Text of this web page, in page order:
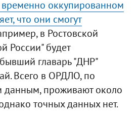
временно оккупированном
что они смогут
в Ростовской
России" будет
главарь "ДНР"
Всего в ОРДЛО, по
данным, проживают около
точных данных нет.